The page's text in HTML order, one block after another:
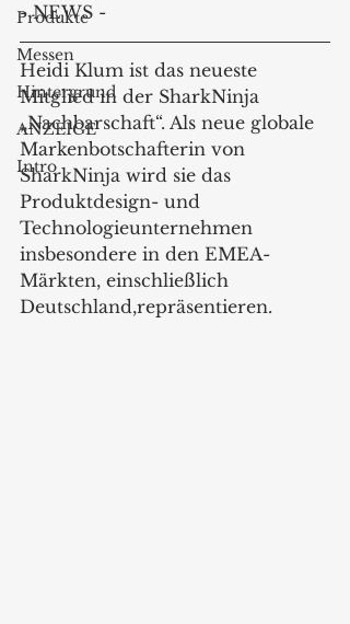
Produkte
Messen
Hintergrund
ANZEIGE
Intro
- NEWS -
Heidi Klum ist das neueste
Mitglied in der SharkNinja
„Nachbarschaft“. Als neue globale
Markenbotschafterin von
SharkNinja wird sie das
Produktdesign- und
Technologieunternehmen
insbesondere in den EMEA-
Märkten, einschließlich
Deutschland,repräsentieren.